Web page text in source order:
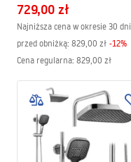
729,00 zł
Najniższa cena w okresie 30 dni
przed obniżką: 829,00 zł -12%
Cena regularna: 829,00 zł